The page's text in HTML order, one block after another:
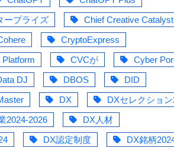
ープライズ
Chief Creative Catalyst
CryptoExpress
CVCが
Cyber
DJ DBOS
DID
DX
DXセレクショ
2024-2026
DX人材
DX認定制度
DX銘柄